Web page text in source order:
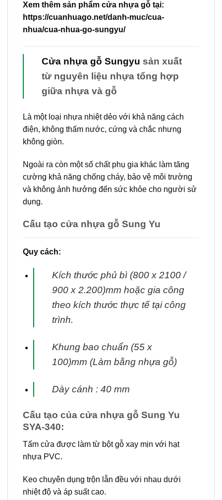
Xem thêm sản phẩm cửa nhựa gỗ tại:
https://cuanhuago.net/danh-muc/cua-
nhua/cua-nhua-go-sungyu/
Cửa nhựa gỗ Sungyu sản xuất
từ nguyên liệu nhựa tổng hợp
giữa nhựa và gỗ
Là một loại nhựa nhiệt dẻo với khả năng cách
điện, không thấm nước, cứng và chắc nhưng
không giòn.
Ngoài ra còn một số chất phụ gia khác làm tăng
cường khả năng chống cháy, bảo vệ môi trường
và không ảnh hưởng đến sức khỏe cho người sử
dụng.
Cấu tạo cửa nhựa gỗ Sung Yu
Quy cách:
Kích thước phủ bì (800 x 2100 /
900 x 2.200)mm hoặc gia công
theo kích thước thực tế tạicông
trình.
Khung bao chuẩn (55 x
100)mm (Làm bằng nhựa gỗ)
Dày cánh : 40 mm
Cấu tạo của cửa nhựa gỗ Sung Yu
SYA-340:
Tấm cửa được làm từ bột gỗ xay mịn với hạt
nhựa PVC.
Keo chuyên dụng trộn lẫn đều với nhau dưới
nhiệt độ và áp suất cao.